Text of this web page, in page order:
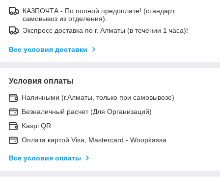
КАЗПОЧТА - По полной предоплате! (стандарт,
самовывоз из отделения).
Экспресс доставка по г. Алматы (в течении 1 часа)!
Все условия доставки
Условия оплаты
Наличными (г.Алматы, только при самовывозе)
Безналичный расчет (Для Организаций)
Kaspi QR
Оплата картой Visa, Mastercard - Woopkassa
Все условия оплаты